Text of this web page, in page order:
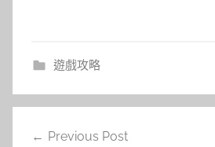
遊戲攻略
Previous Post